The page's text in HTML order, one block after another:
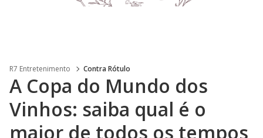
R7 Entretenimento Contra Rótulo
A Copa do Mundo dos
Vinhos: saiba qual é o
maior de todos os tempos